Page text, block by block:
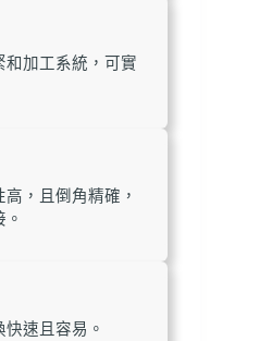
和加工系統，可實
，且倒角精確，
速且容易。